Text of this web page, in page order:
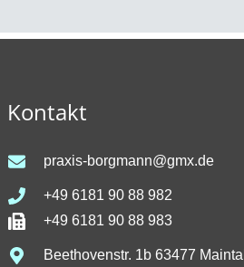
Kontakt
praxis-borgmann@gmx.de
+49 6181 90 88 982
+49 6181 90 88 983
Beethovenstr. 1b 63477 Maintal